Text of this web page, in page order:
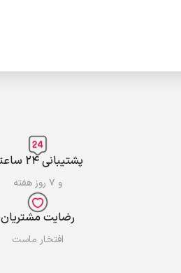
پشتیبانی ۲۴ ساعته
و ۷ روز هفته
رضایت مشتریان
افتخار ماست